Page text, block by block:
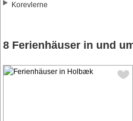
Korevlerne
8 Ferienhäuser in und